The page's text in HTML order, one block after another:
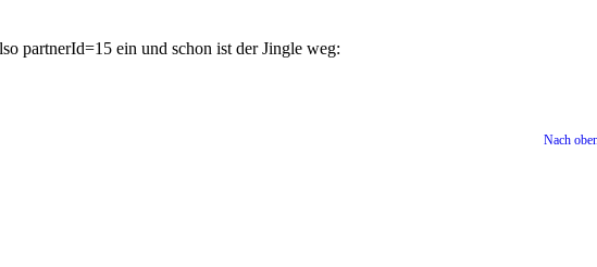
partnerId=15 ein und schon ist der Jingle weg:
Nach